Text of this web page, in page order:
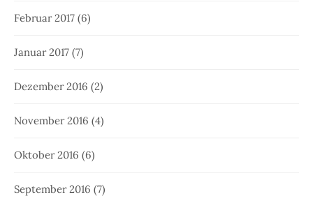
Februar 2017 (6)
Januar 2017 (7)
Dezember 2016 (2)
November 2016 (4)
Oktober 2016 (6)
September 2016 (7)